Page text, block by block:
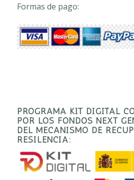
Formas de pago:
PROGRAMA KIT DIGITAL
POR LOS FONDOS NEXT
DEL MECANISMO DE
RESILENCIA: